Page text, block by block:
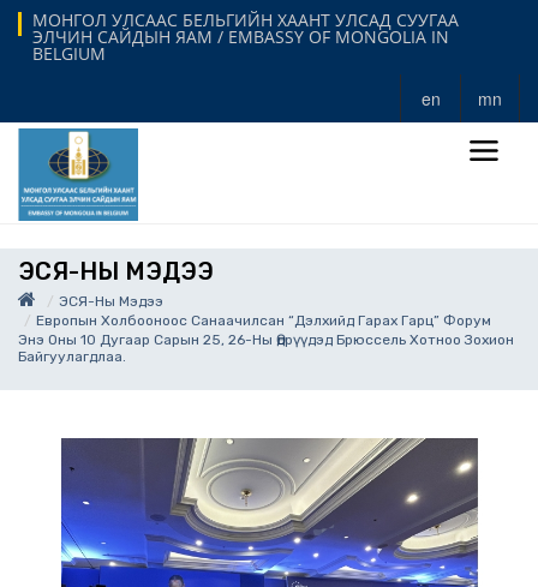
МОНГОЛ УЛСААС БЕЛЬГИЙН ХААНТ УЛСАД СУУГАА
ЭЛЧИН САЙДЫН ЯАМ / EMBASSY OF MONGOLIA IN
BELGIUM
en mn
ЭСЯ-НЫ МЭДЭЭ
ЭСЯ-Ны Мэдээ
Европын Холбооноос Санаачилсан “Дэлхийд Гарах Гарц” Форум
Энэ Оны 10 Дугаар Сарын 25, 26-Ны Өдрүүдэд Брюссель Хотноо Зохион
Байгуулагдлаа.